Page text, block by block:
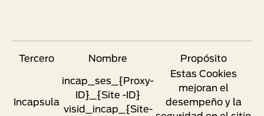
Tercero Nombre Propósito
Incapsula
incap_ses_{Proxy-
ID}_{Site -ID}
visid_incap_{Site-
Estas Cookies
mejoran el
desempeño y la